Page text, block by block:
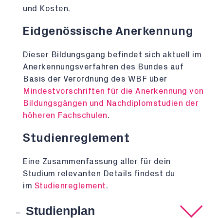
und Kosten.
Eidgenössische Anerkennung
Dieser Bildungsgang befindet sich aktuell im
Anerkennungsverfahren des Bundes auf
Basis der Verordnung des WBF über
Mindestvorschriften für die Anerkennung von
Bildungsgängen und Nachdiplomstudien der
höheren Fachschulen.
Studienreglement
Eine Zusammenfassung aller für dein
Studium relevanten Details findest du
im Studienreglement.
Studienplan